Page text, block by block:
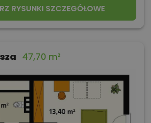
RYSUNKI SZCZEGÓŁOWE
47,70 m²